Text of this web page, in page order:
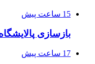
15 ساعت پیش
بازسازی
17 ساعت پیش